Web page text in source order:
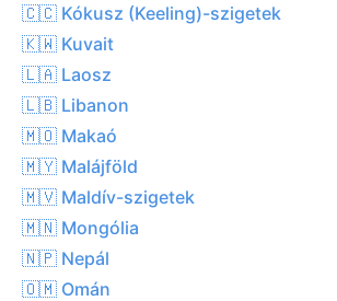
🇨🇨 Kókusz (Keeling)-szigetek
🇰🇼 Kuvait
🇱🇦 Laosz
🇱🇧 Libanon
🇲🇴 Makaó
🇲🇾 Malájföld
🇲🇻 Maldív-szigetek
🇲🇳 Mongólia
🇳🇵 Nepál
🇴🇲 Omán